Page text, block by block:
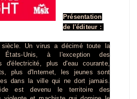
Présentation
de l'éditeur :
siècle. Un virus a décimé toute la
États-Unis, à l'exception des
d'électricité, plus d'eau courante,
plus d'Internet, les jeunes sont
dans la ville qui ne dort jamais.
est devenu le territoire des